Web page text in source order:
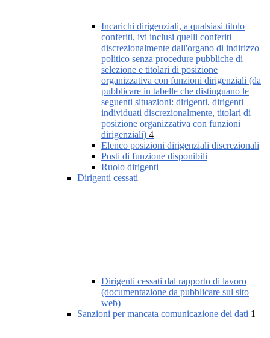
Incarichi dirigenziali, a qualsiasi titolo
conferiti, ivi inclusi quelli conferiti
discrezionalmente dall'organo di indirizzo
politico senza procedure pubbliche di
selezione e titolari di posizione
organizzativa con funzioni dirigenziali (da
pubblicare in tabelle che distinguano le
seguenti situazioni: dirigenti, dirigenti
individuati discrezionalmente, titolari di
posizione organizzativa con funzioni
dirigenziali) 4
Elenco posizioni dirigenziali discrezionali
Posti di funzione disponibili
Ruolo dirigenti
Dirigenti cessati
Dirigenti cessati dal rapporto di lavoro
(documentazione da pubblicare sul sito
web)
Sanzioni per mancata comunicazione dei dati 1